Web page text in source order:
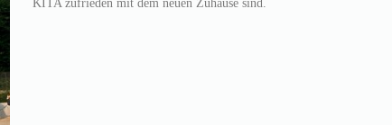
KITA zufrieden mit dem neuen Zuhause sind.